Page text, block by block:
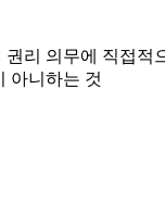
리 의무에 직접적
아니하는 것